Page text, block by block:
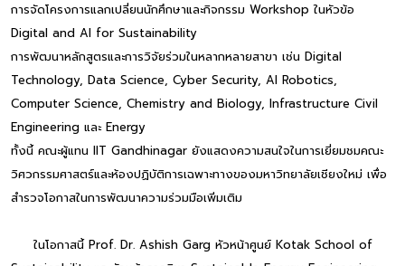
การจัดโครงการแลกเปลี่ยนนักศึกษาและกิจกรรม Workshop ในหัวข้อ
Digital and AI for Sustainability
การพัฒนาหลักสูตรและการวิจัยร่วมในหลากหลายสาขา เช่น Digital
Technology, Data Science, Cyber Security, AI Robotics,
Computer Science, Chemistry and Biology, Infrastructure Civil
Engineering และ Energy
ทั้งนี้ คณะผู้แทน IIT Gandhinagar ยังแสดงความสนใจในการเยี่ยมชมคณะ
วิศวกรรมศาสตร์และห้องปฏิบัติการเฉพาะทางของมหาวิทยาลัยเชียงใหม่ เพื่อ
สำรวจโอกาสในการพัฒนาความร่วมมือเพิ่มเติม
ในโอกาสนี้ Prof. Dr. Ashish Garg หัวหน้าศูนย์ Kotak School of